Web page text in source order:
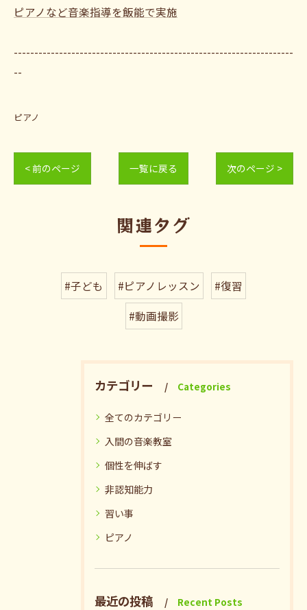
ピアノなど音楽指導を飯能で実施
--------------------------------------------------------------------
--
ピアノ
< 前のページ 一覧に戻る 次のページ >
関連タグ
#子ども #ピアノレッスン
#復習
#動画撮影
カテゴリー Categories
全てのカテゴリー
入間の音楽教室
個性を伸ばす
非認知能力
習い事
ピアノ
最近の投稿 Recent Posts